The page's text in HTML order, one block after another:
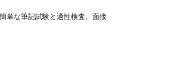
単な筆記試験と適性検査、面接